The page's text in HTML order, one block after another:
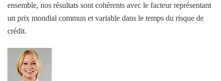
ensemble, nos résultats sont cohérents avec le facteur représentant
un prix mondial commun et variable dans le temps du risque de
crédit.